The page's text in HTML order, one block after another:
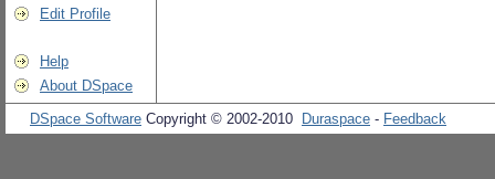
Edit Profile
Help
About DSpace
DSpace Software Copyright © 2002-2010 Duraspace - Feedback